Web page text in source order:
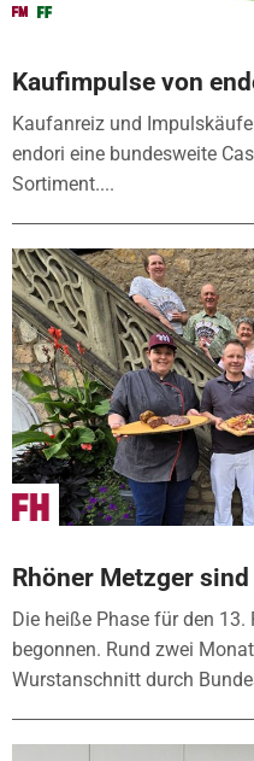
Kaufimpulse von
Kaufanreiz und
endori eine bundesweite
Sortiment....
Rhöner Metzger
Die heiße Phase für den
begonnen. Rund zwei
Wurstanschnitt durch